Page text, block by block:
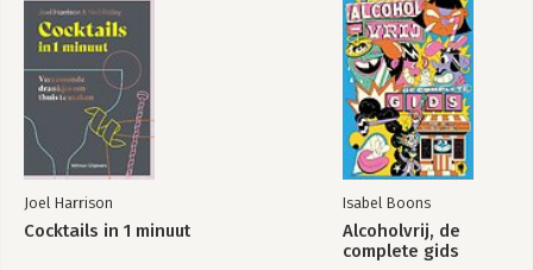
Joel Harrison
Cocktails in 1 minuut
Isabel Boons
Alcoholvrij, de
complete gids